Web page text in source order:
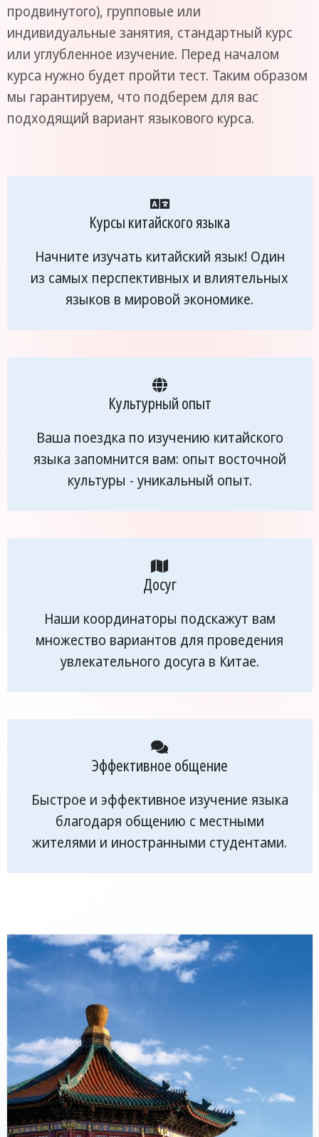
продвинутого), групповые или
индивидуальные занятия, стандартный курс
или углубленное изучение. Перед началом
курса нужно будет пройти тест. Таким образом
мы гарантируем, что подберем для вас
подходящий вариант языкового курса.
Курсы китайского языка
Начните изучать китайский язык! Один
из самых перспективных и влиятельных
языков в мировой экономике.
Культурный опыт
Ваша поездка по изучению китайского
языка запомнится вам: опыт восточной
культуры - уникальный опыт.
Досуг
Наши координаторы подскажут вам
множество вариантов для проведения
увлекательного досуга в Китае.
Эффективное общение
Быстрое и эффективное изучение языка
благодаря общению с местными
жителями и иностранными студентами.